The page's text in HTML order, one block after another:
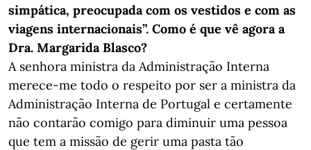
simpática, preocupada com os vestidos e com as
viagens internacionais”. Como é que vê agora a
Dra. Margarida Blasco?
A senhora ministra da Administração Interna
merece-me todo o respeito por ser a ministra da
Administração Interna de Portugal e certamente
não contarão comigo para diminuir uma pessoa
que tem a missão de gerir uma pasta tão